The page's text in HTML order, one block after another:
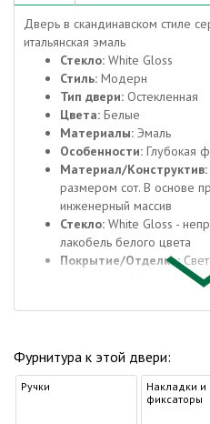
Дверь в скандинавском стиле
итальянская эмаль
Стекло: White Gloss
Стиль: Модерн
Тип двери: Остекленная
Цвета: Белые
Материалы: Эмаль
Особенности: Глубокая
Материал/Конструктив:
размером сот. В основе
инженерный массив
Стекло: White Gloss -
лакобель белого цвета
Покрытие/Отделка:
укрывным эффектом
Толщина:37
Материал эмаль
покрытые эмалью
что построенных
Фурнитура к этой двери:
Ручки
Накладки и
фиксаторы